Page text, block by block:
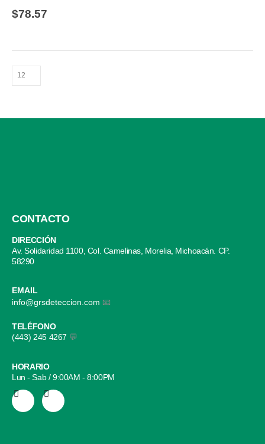
0
$78.57
CONTACTO
DIRECCIÓN
Av. Solidaridad 1100, Col. Camelinas, Morelia, Michoacán. CP.
58290
EMAIL
info@grsdeteccion.com 📧
TELÉFONO
(443) 245 4267 💬
HORARIO
Lun - Sab / 9:00AM - 8:00PM